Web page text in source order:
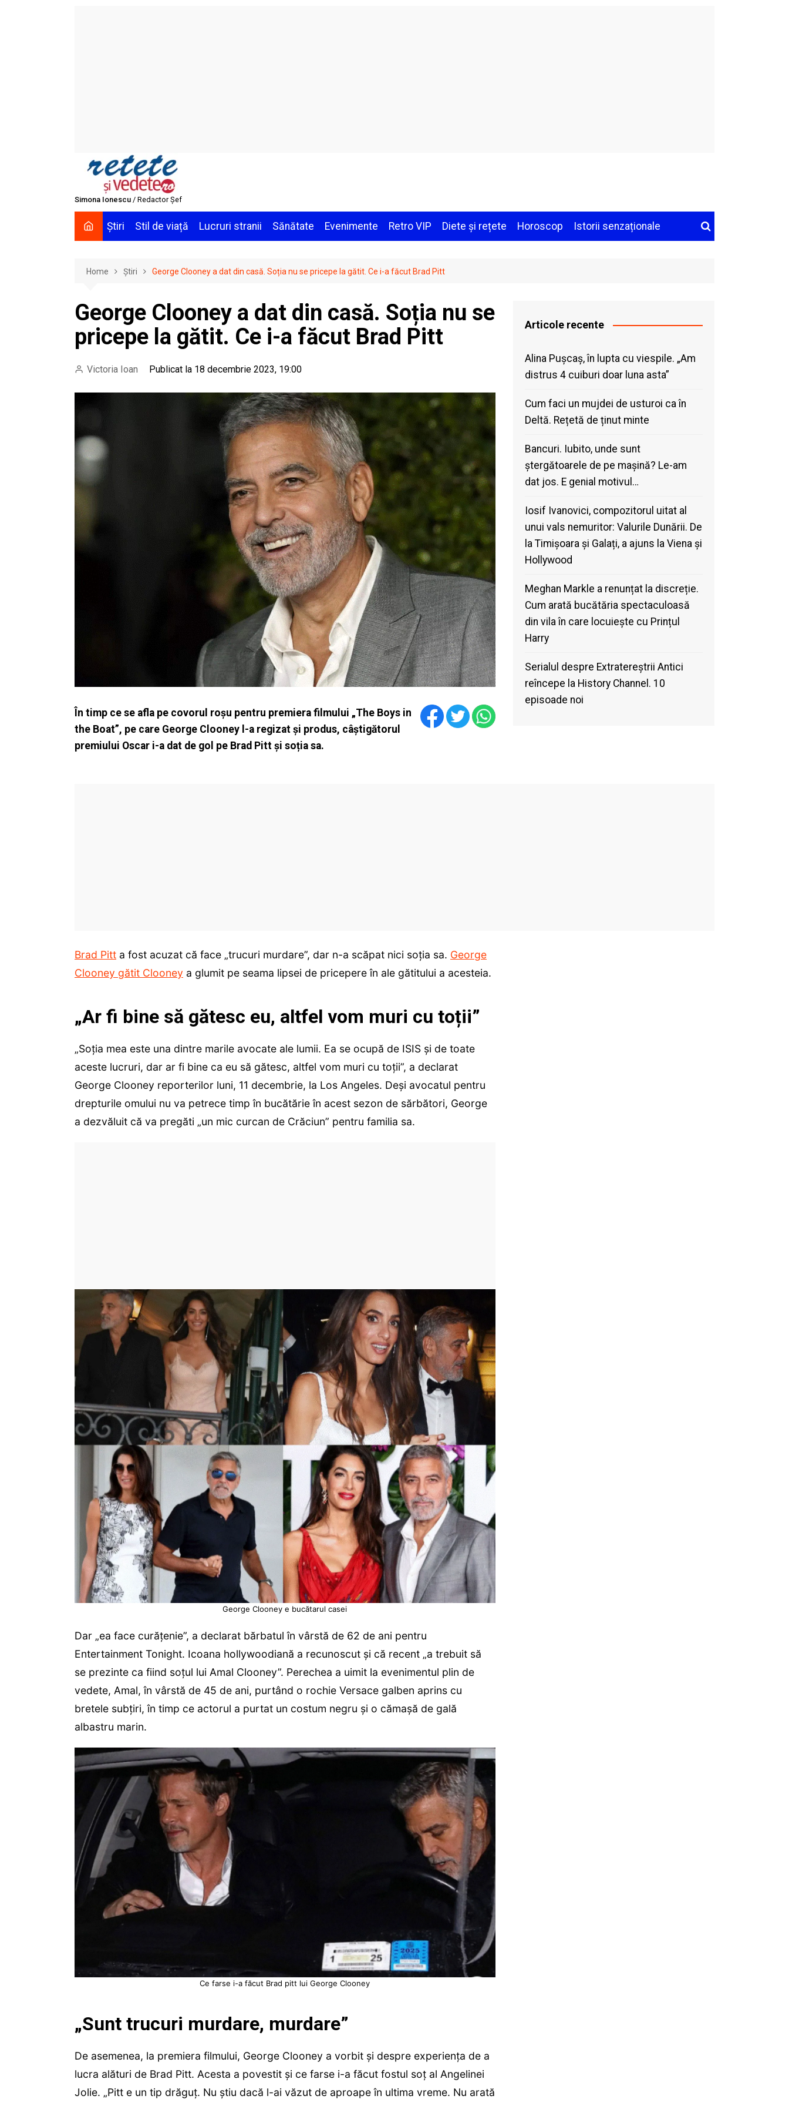
Simona Ionescu / Redactor Șef
Știri Stil de viață Lucruri stranii Sănătate Evenimente Retro VIP Diete și rețete Horoscop Istorii senzaționale
Home Știri George Clooney a dat din casă. Soția nu se pricepe la gătit. Ce i-a făcut Brad Pitt
George Clooney a dat din casă. Soția nu se
pricepe la gătit. Ce i-a făcut Brad Pitt
Victoria Ioan Publicat la 18 decembrie 2023, 19:00
În timp ce se afla pe covorul roșu pentru premiera filmului „The Boys in
the Boat”, pe care George Clooney l-a regizat și produs, câștigătorul
premiului Oscar i-a dat de gol pe Brad Pitt și soția sa.
Articole recente
Alina Pușcaș, în lupta cu viespile. „Am
distrus 4 cuiburi doar luna asta”
Cum faci un mujdei de usturoi ca în
Deltă. Rețetă de ținut minte
Bancuri. Iubito, unde sunt
ștergătoarele de pe mașină? Le-am
dat jos. E genial motivul…
Iosif Ivanovici, compozitorul uitat al
unui vals nemuritor: Valurile Dunării. De
la Timișoara și Galați, a ajuns la Viena și
Hollywood
Meghan Markle a renunțat la discreție.
Cum arată bucătăria spectaculoasă
din vila în care locuiește cu Prințul
Harry
Serialul despre Extratereștrii Antici
reîncepe la History Channel. 10
episoade noi
Brad Pitt a fost acuzat că face „trucuri murdare”, dar n-a scăpat nici soția sa. George
Clooney gătit Clooney a glumit pe seama lipsei de pricepere în ale gătitului a acesteia.
„Ar fi bine să gătesc eu, altfel vom muri cu toții”
„Soția mea este una dintre marile avocate ale lumii. Ea se ocupă de ISIS și de toate
aceste lucruri, dar ar fi bine ca eu să gătesc, altfel vom muri cu toții”, a declarat
George Clooney reporterilor luni, 11 decembrie, la Los Angeles. Deși avocatul pentru
drepturile omului nu va petrece timp în bucătărie în acest sezon de sărbători, George
a dezvăluit că va pregăti „un mic curcan de Crăciun” pentru familia sa.
George Clooney e bucătarul casei
Dar „ea face curățenie”, a declarat bărbatul în vârstă de 62 de ani pentru
Entertainment Tonight. Icoana hollywoodiană a recunoscut și că recent „a trebuit să
se prezinte ca fiind soțul lui Amal Clooney”. Perechea a uimit la evenimentul plin de
vedete, Amal, în vârstă de 45 de ani, purtând o rochie Versace galben aprins cu
bretele subțiri, în timp ce actorul a purtat un costum negru și o cămașă de gală
albastru marin.
Ce farse i-a făcut Brad pitt lui George Clooney
„Sunt trucuri murdare, murdare”
De asemenea, la premiera filmului, George Clooney a vorbit și despre experiența de a
lucra alături de Brad Pitt. Acesta a povestit și ce farse i-a făcut fostul soț al Angelinei
Jolie. „Pitt e un tip drăguț. Nu știu dacă l-ai văzut de aproape în ultima vreme. Nu arată